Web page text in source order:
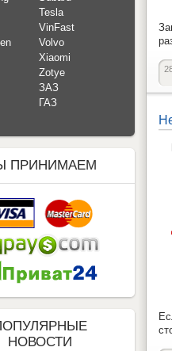
Tesla
VinFast
Volvo
Xiaomi
Zotye
ЗАЗ
ГАЗ
ПРИНИМАЕМ
НОВОСТИ